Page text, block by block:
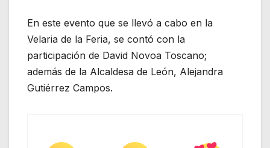
En este evento que se llevó a cabo en la
Velaria de la Feria, se contó con la
participación de David Novoa Toscano;
además de la Alcaldesa de León, Alejandra
Gutiérrez Campos.